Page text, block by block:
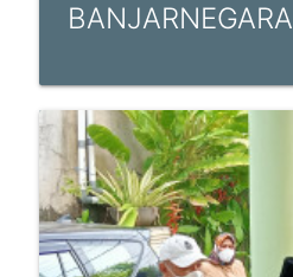
BANJARNEGARA